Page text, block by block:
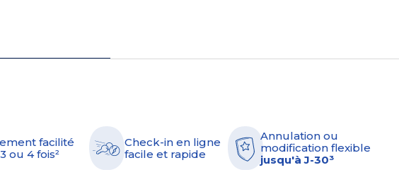
facilité
ou 4 fois²
Check-in en ligne
facile et rapide
Annulation ou
modification flexible
jusqu'à J-30³